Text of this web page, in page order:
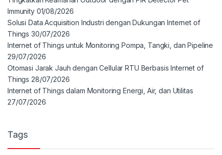
Immunity 01/08/2026
Solusi Data Acquisition Industri dengan Dukungan Internet of
Things 30/07/2026
Internet of Things untuk Monitoring Pompa, Tangki, dan Pipeline
29/07/2026
Otomasi Jarak Jauh dengan Cellular RTU Berbasis Internet of
Things 28/07/2026
Internet of Things dalam Monitoring Energi, Air, dan Utilitas
27/07/2026
Tags